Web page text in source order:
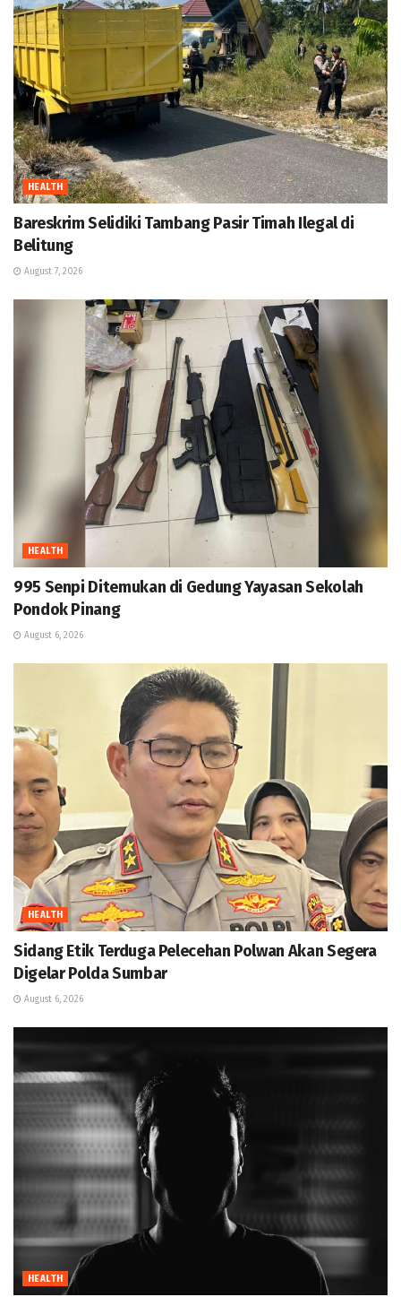
HEALTH
Bareskrim Selidiki Tambang Pasir Timah Ilegal di
Belitung
August 7, 2026
HEALTH
995 Senpi Ditemukan di Gedung Yayasan Sekolah
Pondok Pinang
August 6, 2026
HEALTH
Sidang Etik Terduga Pelecehan Polwan Akan Segera
Digelar Polda Sumbar
August 6, 2026
HEALTH